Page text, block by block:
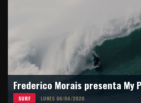
Frederico Morais presenta My
SURF LUNES 06/04/2020